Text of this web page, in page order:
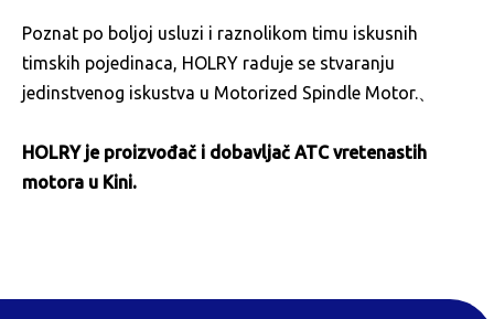
Poznat po boljoj usluzi i raznolikom timu iskusnih
timskih pojedinaca, HOLRY raduje se stvaranju
jedinstvenog iskustva u Motorized Spindle Motor.、
HOLRY je proizvođač i dobavljač ATC vretenastih
motora u Kini.